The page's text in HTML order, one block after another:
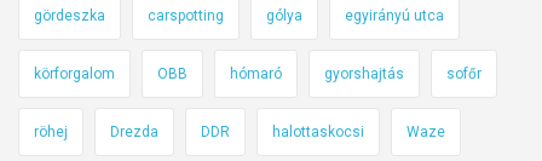
l
n
c
gördeszka carspotting gólya egyirányú utca
körforgalom OBB hómaró gyorshajtás sofőr
röhej Drezda DDR halottaskocsi Waze